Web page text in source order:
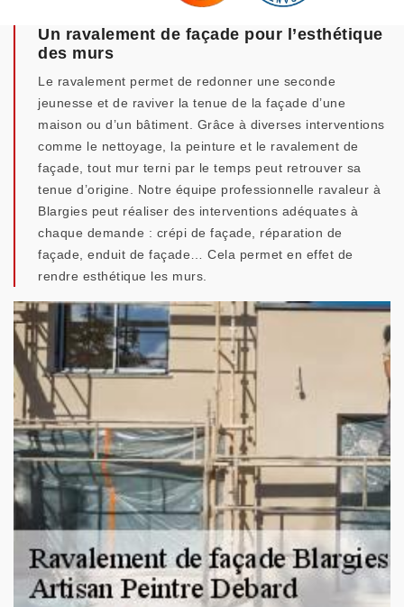
Un ravalement de façade pour l’esthétique
des murs
Le ravalement permet de redonner une seconde
jeunesse et de raviver la tenue de la façade d’une
maison ou d’un bâtiment. Grâce à diverses interventions
comme le nettoyage, la peinture et le ravalement de
façade, tout mur terni par le temps peut retrouver sa
tenue d’origine. Notre équipe professionnelle ravaleur à
Blargies peut réaliser des interventions adéquates à
chaque demande : crépi de façade, réparation de
façade, enduit de façade… Cela permet en effet de
rendre esthétique les murs.